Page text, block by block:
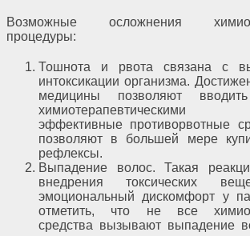
Возможные осложнения
процедуры:
Тошнота и рвота связана с
интоксикации организма.
медицины позволяют
химиотерапевтическими
эффективные противорвотные
позволяют в большей мере
рефлексы.
Выпадение волос. Такая
внедрения токсических
эмоциональный дискомфорт у
отметить, что не все
средства вызывают выпадение